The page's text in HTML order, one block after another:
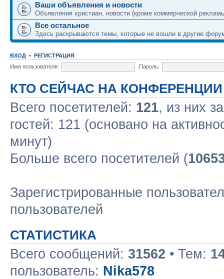
Ваши объявления и новости
Объявления христиан, новости (кроме коммерческой
Все остальное
Здесь раскрываются темы, которые не вошли в другие
ВХОД • РЕГИСТРАЦИЯ
Имя пользователя:
Пароль:
КТО СЕЙЧАС НА КОНФЕРЕНЦИИ
Всего посетителей: 121, из них
гостей: 121 (основано на
минут)
Больше всего посетителей (
Зарегистрированные
пользователей
СТАТИСТИКА
Всего сообщений: 31562 • Тем:
пользователь: Nika578